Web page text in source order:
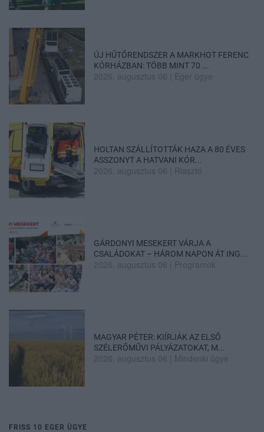
ÚJ HŰTŐRENDSZER A MARKHOT FERENC
KÓRHÁZBAN: TÖBB MINT 70 ...
2026. augusztus 06 Eger ügye
HOLTAN SZÁLLÍTOTTÁK HAZA A 80 ÉVES
ASSZONYT A HATVANI KÓR...
2026. augusztus 06 Riasztó
GÁRDONYI MESEKERT VÁRJA A
CSALÁDOKAT – HÁROM NAPON ÁT ING...
2026. augusztus 06 Programok
MAGYAR PÉTER: KIÍRJÁK AZ ELSŐ
SZÉLERŐMŰVI PÁLYÁZATOKAT, M...
2026. augusztus 06 Mindenki ügye
FRISS 10 EGER ÜGYE